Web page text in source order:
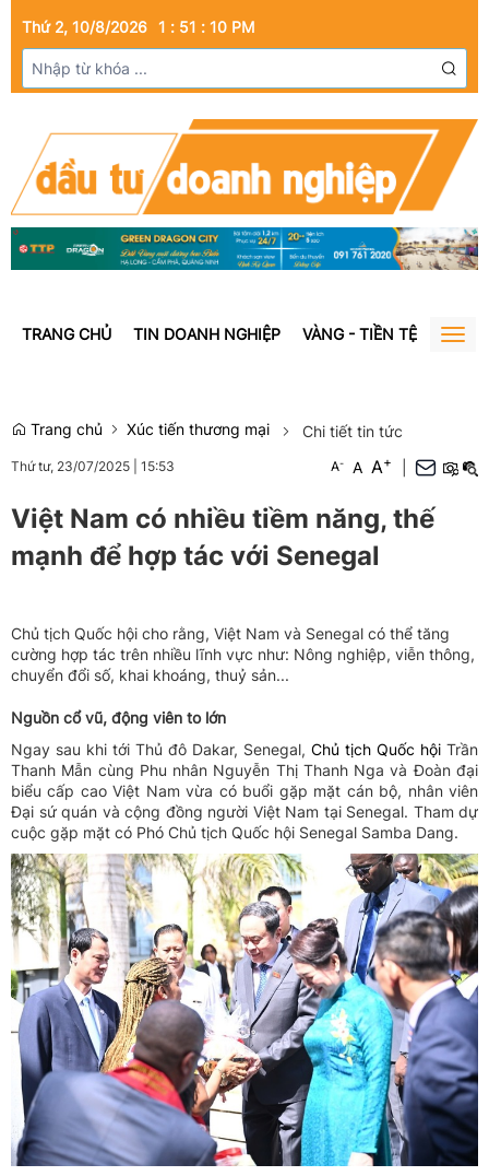
Thứ 2, 10/8/2026 1 : 51 : 11PM
TRANG CHỦ TIN DOANH NGHIỆP VÀNG - TIỀN TỆ BẤT
Trang chủ Xúc tiến thương mại Chi tiết tin tức
Thứ tư, 23/07/2025 15:53 A- A A+
Việt Nam có nhiều tiềm năng, thế
mạnh để hợp tác với Senegal
Chủ tịch Quốc hội cho rằng, Việt Nam và Senegal có thể tăng
cường hợp tác trên nhiều lĩnh vực như: Nông nghiệp, viễn thông,
chuyển đổi số, khai khoáng, thuỷ sản...
Nguồn cổ vũ, động viên to lớn
Ngay sau khi tới Thủ đô Dakar, Senegal, Chủ tịch Quốc hội Trần
Thanh Mẫn cùng Phu nhân Nguyễn Thị Thanh Nga và Đoàn đại
biểu cấp cao Việt Nam vừa có buổi gặp mặt cán bộ, nhân viên
Đại sứ quán và cộng đồng người Việt Nam tại Senegal. Tham dự
cuộc gặp mặt có Phó Chủ tịch Quốc hội Senegal Samba Dang.